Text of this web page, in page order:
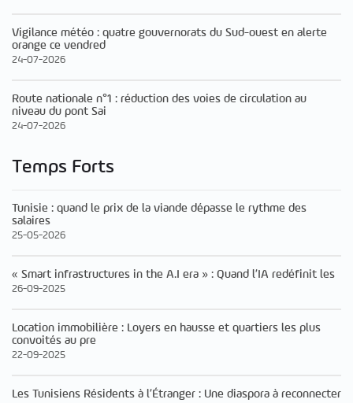
Vigilance météo : quatre gouvernorats du Sud-ouest en alerte
orange ce vendred
24-07-2026
Route nationale n°1 : réduction des voies de circulation au
niveau du pont Sai
24-07-2026
Temps Forts
Tunisie : quand le prix de la viande dépasse le rythme des
salaires
25-05-2026
« Smart infrastructures in the A.I era » : Quand l’IA redéfinit les
26-09-2025
Location immobilière : Loyers en hausse et quartiers les plus
convoités au pre
22-09-2025
Les Tunisiens Résidents à l’Étranger : Une diaspora à reconnecter